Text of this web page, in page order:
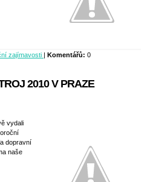
zajímavosti | Komentářů: 0
2010 V PRAZE
vydali
dopravní
naše